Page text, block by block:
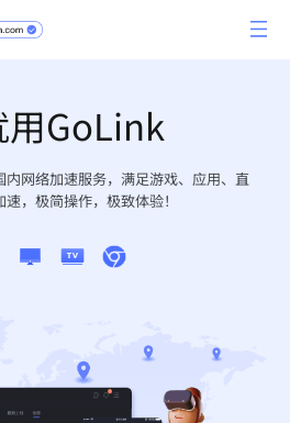
GoLink
网络加速服务，满足游戏、应用、直
，极简操作，极致体验！